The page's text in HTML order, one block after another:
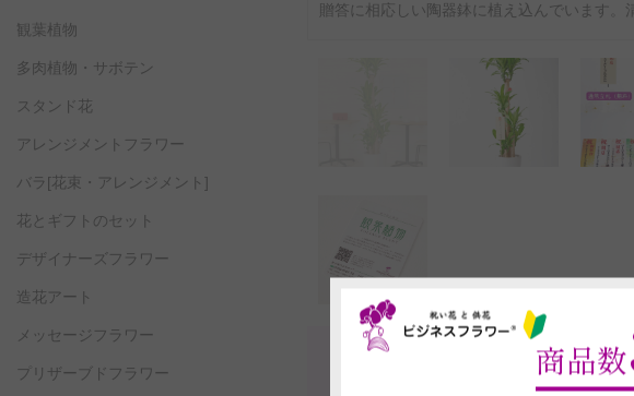
贈答に相応しい陶器鉢に植え込んでいます
観葉植物
多肉植物・サボテン
スタンド花
アレンジメントフラワー
バラ[花束・アレンジメント]
花とギフトのセット
デザイナーズフラワー
造花アート
メッセージフラワー
プリザーブドフラワー 商品数